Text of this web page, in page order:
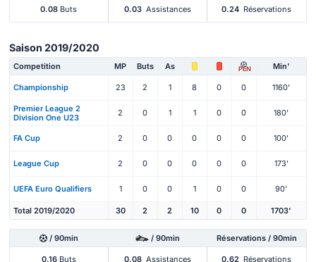
0.08 Buts 0.03 Assistances 0.24 Réservations
Saison 2019/2020
Competition MP Buts As PEN Min'
Championship 23 2 1 8 0 0 1160'
Premier League 2
Division One U23
2 0 1 1 0 0 180'
FA Cup 2 0 0 0 0 0 100'
League Cup 2 0 0 0 0 0 173'
UEFA Euro Qualifiers 1 0 0 1 0 0 90'
Total 2019/2020 30 2 2 10 0 0 1703'
/ 90min / 90min Réservations / 90min
0.16Buts 0.08 Assistances 0.62 Réservations